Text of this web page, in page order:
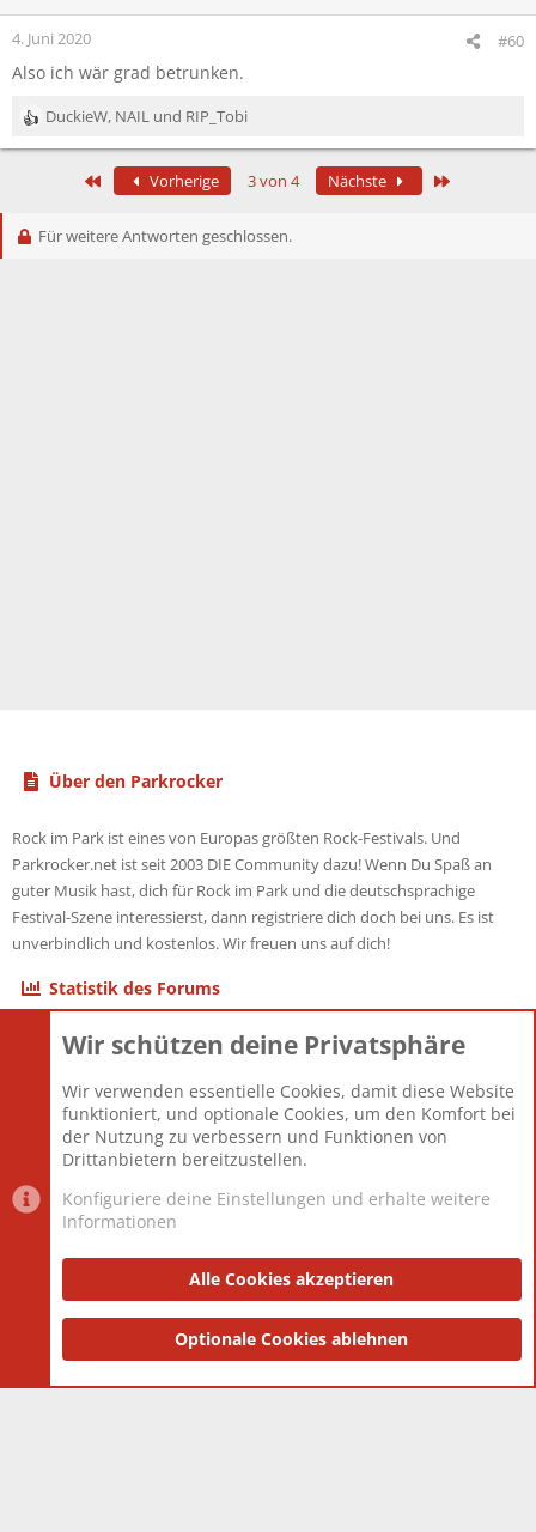
n
:
4. Juni 2020 #60
Also ich wär grad betrunken.
R
e
i
DuckieW, NAIL und RIP_Tobi
Erste Vorherige 3 von 4 Nächste
Für weitere Antworten geschlossen.
Über den Parkrocker
Rock im Park ist eines von Europas größten Rock-Festivals. Und
Parkrocker.net ist seit 2003 DIE Community dazu! Wenn Du Spaß an
guter Musik hast, dich für Rock im Park und die deutschsprachige
Festival-Szene interessierst, dann registriere dich doch bei uns. Es ist
unverbindlich und kostenlos. Wir freuen uns auf dich!
Statistik des Forums
Themen
Mitglieder
12.427
Neuestes Mitglied
Berlin
Datenschutzerklärung Impressum
Community platform by XenForo® © 2010-2025 XenForo Ltd.
and add-ons by ThemeHouse
Wir schützen deine Privatsphäre
Wir verwenden essentielle Cookies, damit diese Website
funktioniert, und optionale Cookies, um den Komfort bei
der Nutzung zu verbessern und Funktionen von
Drittanbietern bereitzustellen.
Konfiguriere deine Einstellungen und erhalte weitere
Informationen
Alle Cookies akzeptieren
Optionale Cookies ablehnen